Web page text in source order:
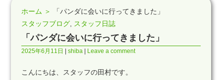
ホーム ＞
「パンダに会いに行ってきました」
スタッフブログ, スタッフ日誌
「パンダに会いに行ってきました」
2025年6月11日 shiba Leave a comment
こんにちは、スタッフの田村です。